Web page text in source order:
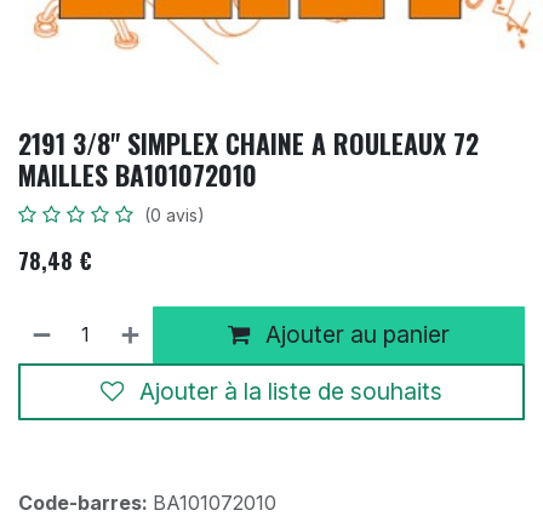
2191 3/8" SIMPLEX CHAINE A ROULEAUX 72
MAILLES BA101072010
(0 avis)
78,48 €
Ajouter au panier
Ajouter à la liste de souhaits
Code-barres: BA101072010